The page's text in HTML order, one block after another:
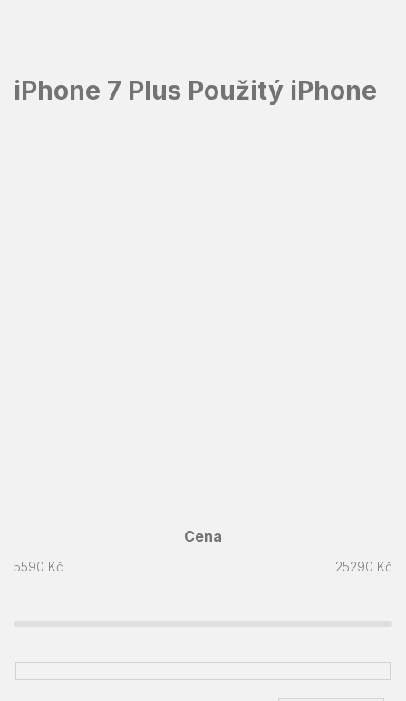
iPhone 7 Plus Použitý iPhone
Cena
5590 Kč 25290 Kč